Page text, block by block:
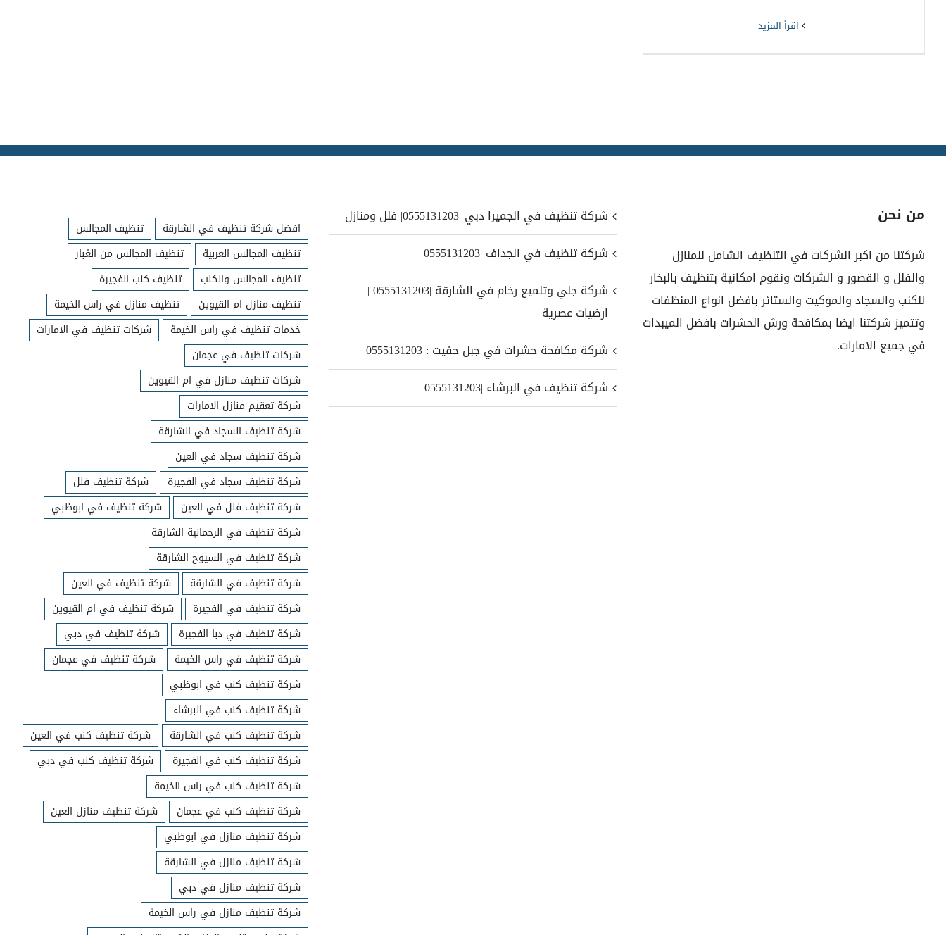
‫اقرأ المزيد
من نحن
شركتنا من اكبر الشركات في التنظيف الشامل للمنازل
والفلل و القصور و الشركات ونقوم امكانية بتنظيف بالبخار
للكنب والسجاد والموكيت والستائر بافضل انواع المنظفات
وتتميز شركتنا ايضا بمكافحة ورش الحشرات بافضل الميبدات
في جميع الامارات.
شركة تنظيف في الجميرا دبي |0555131203| فلل ومنازل
شركة تنظيف في الجداف |0555131203
شركة جلي وتلميع رخام في الشارقة |0555131203 |
ارضيات عصرية
شركة مكافحة حشرات في جبل حفيت : 0555131203
شركة تنظيف في البرشاء |0555131203
افضل شركة تنظيف في الشارقة
تنظيف المجالس
تنظيف المجالس العربية
تنظيف المجالس من الغبار
تنظيف المجالس والكنب
تنظيف كنب الفجيرة
تنظيف منازل ام القيوين
تنظيف منازل في راس الخيمة
خدمات تنظيف في راس الخيمة
شركات تنظيف في الامارات
شركات تنظيف في عجمان
شركات تنظيف منازل في ام القيوين
شركة تعقيم منازل الامارات
شركة تنظيف السجاد في الشارقة
شركة تنظيف سجاد في العين
شركة تنظيف سجاد في الفجيرة
شركة تنظيف فلل
شركة تنظيف فلل في العين
شركة تنظيف في ابوظبي
شركة تنظيف في الرحمانية الشارقة
شركة تنظيف في السيوح الشارقة
شركة تنظيف في الشارقة
شركة تنظيف في العين
شركة تنظيف في الفجيرة
شركة تنظيف في ام القيوين
شركة تنظيف في دبا الفجيرة
شركة تنظيف في دبي
شركة تنظيف في راس الخيمة
شركة تنظيف في عجمان
شركة تنظيف كنب في ابوظبي
شركة تنظيف كنب في البرشاء
شركة تنظيف كنب في الشارقة
شركة تنظيف كنب في العين
شركة تنظيف كنب في الفجيرة
شركة تنظيف كنب في دبي
شركة تنظيف كنب في راس الخيمة
شركة تنظيف كنب في عجمان
شركة تنظيف منازل العين
شركة تنظيف منازل في ابوظبي
شركة تنظيف منازل في الشارقة
شركة تنظيف منازل في دبي
شركة تنظيف منازل في راس الخيمة